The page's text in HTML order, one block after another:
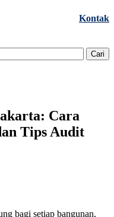
Kontak
Cara
Tips Audit
bagi setiap bangunan,